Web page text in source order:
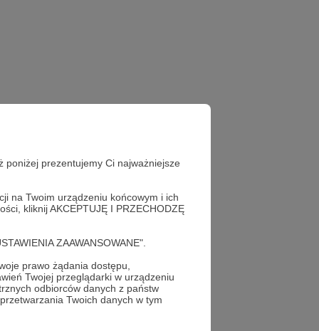
poniżej prezentujemy Ci najważniejsze
na Twoim urządzeniu końcowym i ich
kliknij AKCEPTUJĘ I PRZECHODZĘ
ZAAWANSOWANE".
prawo żądania dostępu,
Twojej przeglądarki w urządzeniu
odbiorców danych z państw
Twoich danych w tym
profil autora